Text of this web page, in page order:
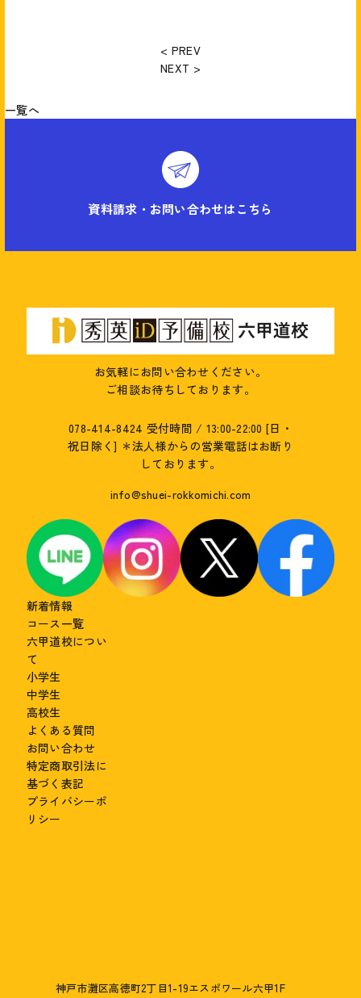
< PREV
NEXT >
一覧へ
資料請求・お問い合わせはこちら
お気軽にお問い合わせください。
ご相談お待ちしております。
078-414-8424 受付時間 / 13:00-22:00 [日・
祝日除く] ＊法人様からの営業電話はお断り
しております。
info@shuei-rokkomichi.com
新着情報
コース一覧
六甲道校につい
て
小学生
中学生
高校生
よくある質問
お問い合わせ
特定商取引法に
基づく表記
プライバシーポ
リシー
神戸市灘区高徳町2丁目1-19エスポワール六甲1F